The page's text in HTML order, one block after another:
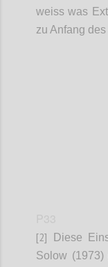
weiss was
zu Anfang
[2] Diese
Solow